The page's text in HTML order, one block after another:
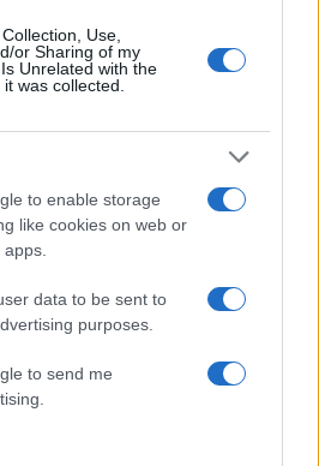
Use,
or Sharing of my
Unrelated with the
was collected.
to enable storage
like cookies on web or
data to be sent to
purposes.
to send me
ΣΠΥΡΟΠΟΥΛΟΥ
στο
όλη την ειδησεογραφία και τα
από το